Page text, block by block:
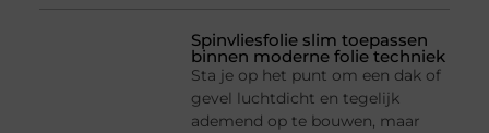
Spinvliesfolie slim toepassen
binnen moderne folie techniek
Sta je op het punt om een dak of
gevel luchtdicht en tegelijk
ademend op te bouwen, maar